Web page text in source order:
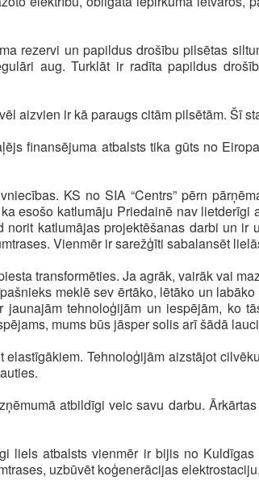
rezervi un papildus drošību pilsētas
aug. Turklāt ir radīta papildus
aizvien ir kā paraugs citām pilsētām. Šī
finansējuma atbalsts tika gūts no
KS no SIA “Centrs” pērn
esošo katlumāju Priedainē nav
katlumājas projektēšanas darbi un
Vienmēr ir sarežģīti sabalansēt
transformēties. Ja agrāk, vairāk vai
meklē sev ērtāko, lētāko un
tehnoloģijām un iespējām, ko
mums būs jāsper solis arī šādā
Tehnoloģijām aizstājot
atbildīgi veic savu darbu.
liels atbalsts vienmēr ir bijis no
uzbūvēt koģenerācijas